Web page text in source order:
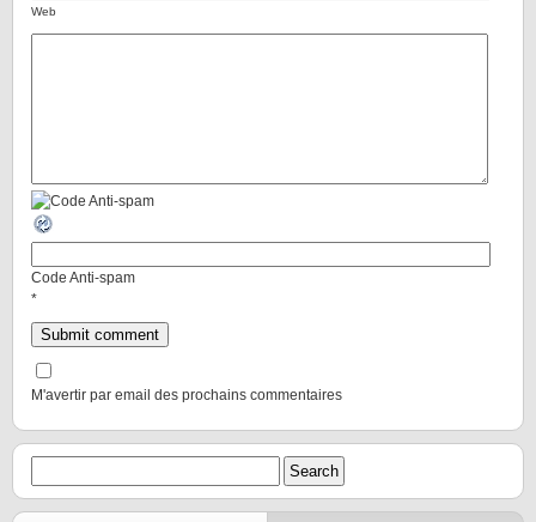
Web
Code Anti-spam
*
M'avertir par email des prochains commentaires